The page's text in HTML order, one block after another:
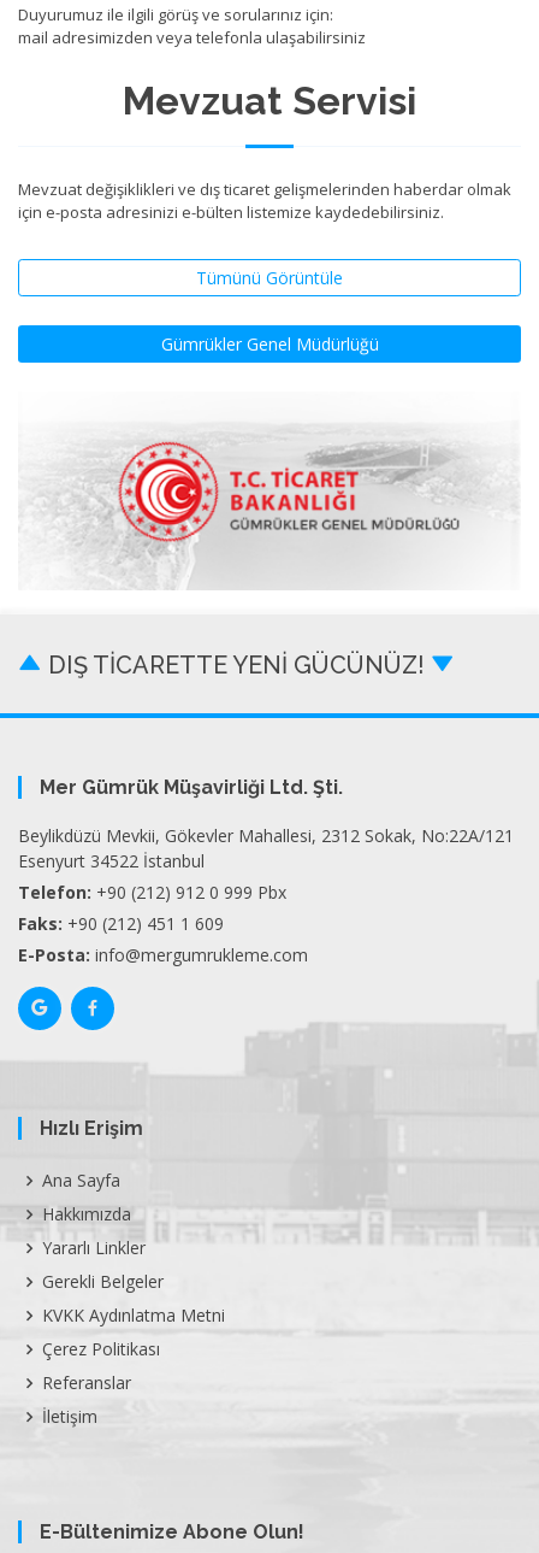
Mevzuat Servisi
Mevzuat değişiklikleri ve dış ticaret gelişmelerinden haberdar olmak
için e-posta adresinizi e-bülten listemize kaydedebilirsiniz.
Tümünü Görüntüle
Gümrükler Genel Müdürlüğü
Duyurumuz ile ilgili görüş ve sorularınız için:
mail adresimizden veya telefonla ulaşabilirsiniz
DIŞ TİCARETTE YENİ GÜCÜNÜZ!
Mer Gümrük Müşavirliği Ltd. Şti.
Beylikdüzü Mevkii, Gökevler Mahallesi, 2312 Sokak, No:22A/121
Esenyurt 34522 İstanbul
Telefon: +90 (212) 912 0 999 Pbx
Faks: +90 (212) 451 1 609
E-Posta: info@mergumrukleme.com
Hızlı Erişim
Ana Sayfa
Hakkımızda
Yararlı Linkler
Gerekli Belgeler
KVKK Aydınlatma Metni
Çerez Politikası
Referanslar
İletişim
E-Bültenimize Abone Olun!